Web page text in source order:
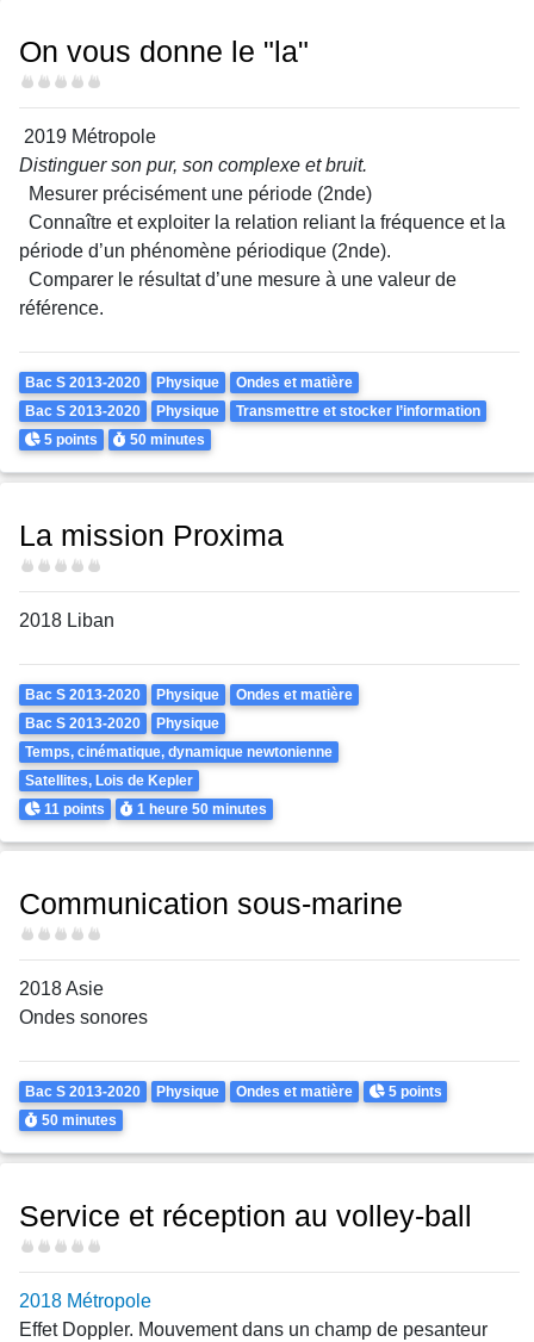
On vous donne le "la"
Difficulté
2019 Métropole
Distinguer son pur, son complexe et bruit.
Mesurer précisément une période (2nde)
Connaître et exploiter la relation reliant la fréquence et la
période d’un phénomène périodique (2nde).
Comparer le résultat d’une mesure à une valeur de
référence.
Theme
Bac S 2013-2020 Physique
Ondes et matière
Bac S 2013-2020
Physique Transmettre et stocker l’information
Points
5 points Durée
50 minutes
La mission Proxima
Difficulté
2018 Liban
Theme
Bac S 2013-2020 Physique
Ondes et matière
Bac S 2013-2020
Physique
Temps, cinématique, dynamique newtonienne
Satellites, Lois de Kepler
Points
11 points Durée
1 heure50 minutes
Communication sous-marine
Difficulté
2018 Asie
Ondes sonores
Theme
Bac S 2013-2020 Physique Ondes et matière Points
5 points
Durée
50 minutes
Service et réception au volley-ball
Difficulté
2018 Métropole
Effet Doppler. Mouvement dans un champ de pesanteur